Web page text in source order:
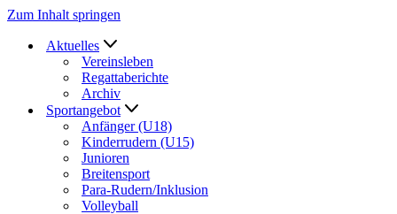
Zum Inhalt springen
Aktuelles
Vereinsleben
Regattaberichte
Archiv
Sportangebot
Anfänger (U18)
Kinderrudern (U15)
Junioren
Breitensport
Para-Rudern/Inklusion
Volleyball